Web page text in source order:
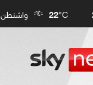
22°C واشنطن